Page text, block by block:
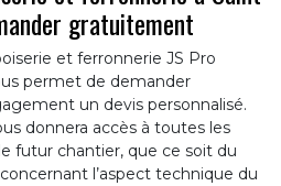
gratuitement
et ferronnerie JS Pro
permet de demander
un devis personnalisé.
donnera accès à toutes les
futur chantier, que ce soit du
l’aspect technique du